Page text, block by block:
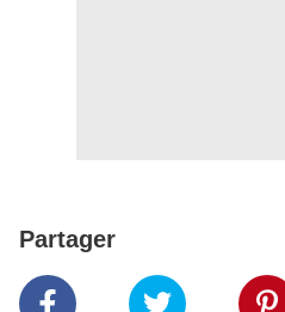
Partager